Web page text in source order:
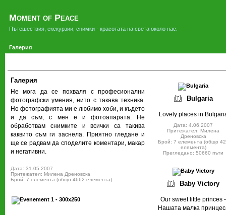
Moment of Peace
Пътешествия, екскурзии, снимки - красотата на света около нас.
Галерия
Галерия
Не мога да се похваля с професионални
фотографски умения, нито с такава техника.
Но фотографията ми е любимо хоби, и където
и да съм, с мен е и фотоапарата. Не
обработвам снимките и всички са такива
каквито съм ги заснела. Приятно гледане и
ще се радвам да споделите коментари, макар
и негативни.
Дата: 31.05.2007
Притежател: Милена Дреновска
Брой: 7 елемента (общо 4662 елемента)
Bulgaria
Lovely places in
Дата: 4.06.2007
Притежател: Милена
Дреновска
Брой: 7 елемента (общо
елемента)
Прегледано: 50660 пъти
Baby Victory
Our sweet little princes -
Нашата малка